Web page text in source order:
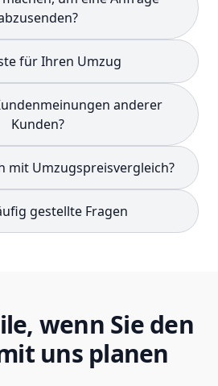
für Ihren Umzug
anderer
Kunden?
mit Umzugspreisvergleich?
gestellte Fragen
wenn Sie den
uns planen